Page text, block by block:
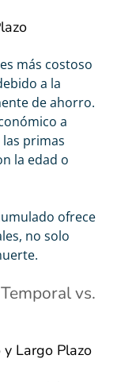
más costoso
a la
de ahorro.
a
primas
la edad o
ofrece
no solo
vs.
Largo Plazo